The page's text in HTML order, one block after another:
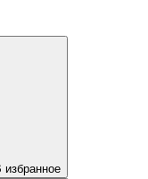
избранное